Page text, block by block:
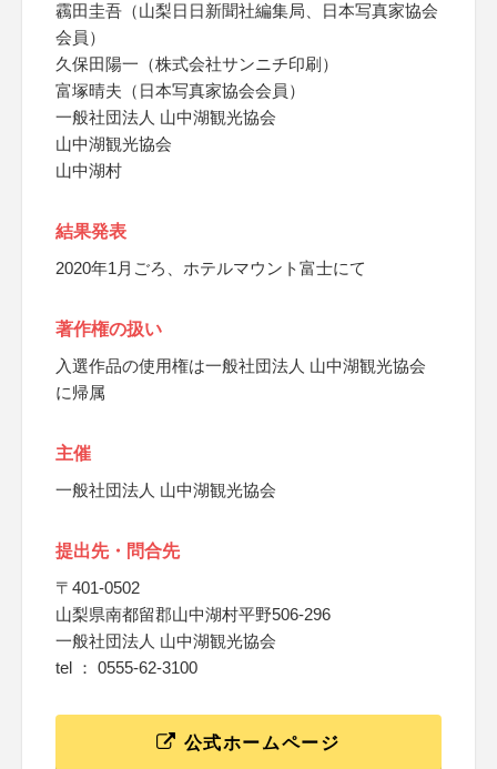
靏田圭吾（山梨日日新聞社編集局、日本写真家協会
会員）
久保田陽一（株式会社サンニチ印刷）
富塚晴夫（日本写真家協会会員）
一般社団法人 山中湖観光協会
山中湖観光協会
山中湖村
結果発表
2020年1月ごろ、ホテルマウント富士にて
著作権の扱い
入選作品の使用権は一般社団法人 山中湖観光協会
に帰属
主催
一般社団法人 山中湖観光協会
提出先・問合先
〒401-0502
山梨県南都留郡山中湖村平野506-296
一般社団法人 山中湖観光協会
tel ： 0555-62-3100
公式ホームページ